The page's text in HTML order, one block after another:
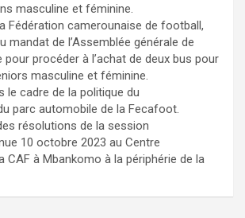
masculine et féminine.
Fédération camerounaise de football,
mandat de l’Assemblée générale de
pour procéder à l’achat de deux bus pour
masculine et féminine.
le cadre de la politique du
parc automobile de la Fecafoot.
résolutions de la session
10 octobre 2023 au Centre
CAF à Mbankomo à la périphérie de la